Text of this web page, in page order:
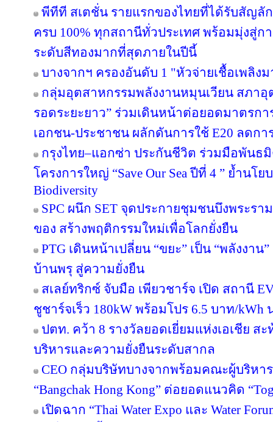
พีทีที สเตชั่น รายแรกของไทยที่ได้รับสัญลั
ครบ 100% ทุกสถานีทั่วประเทศ พร้อมมุ่งสู่ก
ระดับสีทองมากที่สุดภายในปีนี้
บางจากฯ ครองอันดับ 1 "หัวจ่ายเชื้อเพลิ
กลุ่มอุตสาหกรรมพลังงานหมุนเวียน สภาอุ
รอดระยะยาว” ร่วมเดินหน้าต่อยอดมาตรก
เอกชน-ประชาชน ผลักดันการใช้ E20 ลดกา
กรุงไทย–แอกซ่า ประกันชีวิต ร่วมมือพันธ
โครงการใหญ่ “Save Our Sea ปีที่ 4 ” ย้ำนโ
Biodiversity
SPC ผนึก SET จุดประกายชุมชนบึงพระร
ของ สร้างพฤติกรรมใหม่เพื่อโลกยั่งยืน
PTG เดินหน้าเปลี่ยน “ขยะ” เป็น “พลังง
บ้านพรุ สู่ความยั่งยืน
สเลย์ทริกซ์ จับมือ เพียวชาร์จ เปิด สถานี
ชูชาร์จเร็ว 180kW พร้อมโปร 6.5 บาท/kWh
ปตท. คว้า 8 รางวัลยอดเยี่ยมแห่งเอเชีย
บริหารและความยั่งยืนระดับสากล
CEO กลุ่มบริษัทบางจากพร้อมคณะผู้บริหา
“Bangchak Hong Kong” ต่อยอดแนวคิด
เปิดฉาก “Thai Water Expo และ Water